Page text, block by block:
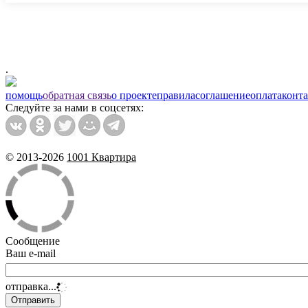
.
помощьобратная связьо проектеправиласоглашениеоплата
Следуйте за нами в соцсетях:
© 2013-2026 1001 Квартира
Сообщение
Ваш e-mail
отправка...